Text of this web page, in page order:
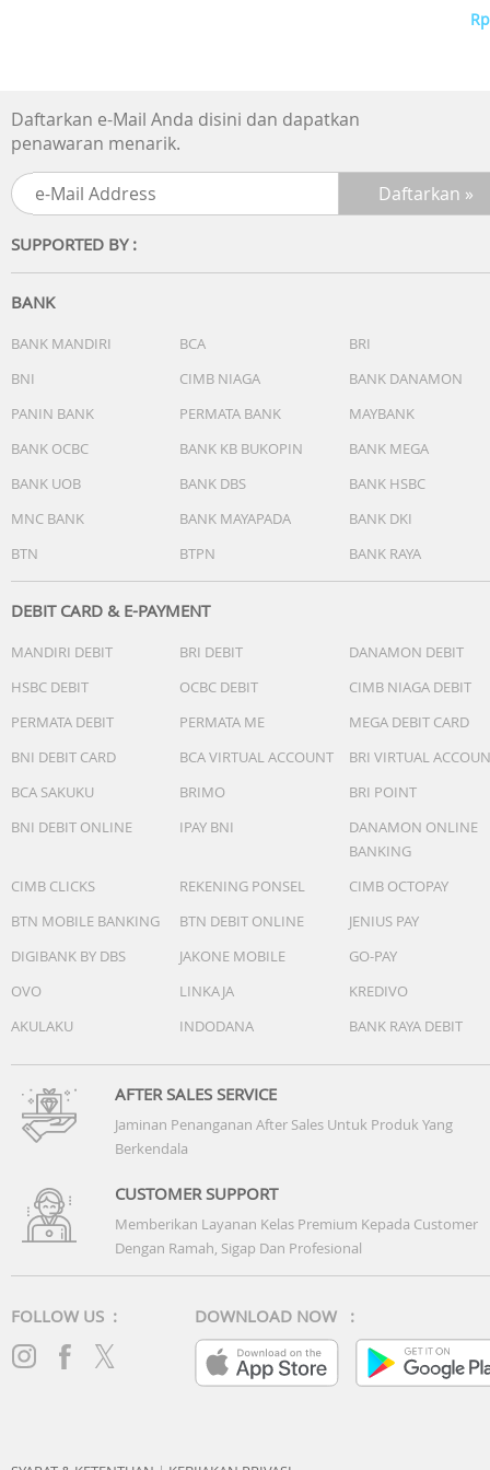
Daftarkan e-Mail Anda disini dan dapatkan
penawaran menarik.
SUPPORTED BY :
BANK
BANK MANDIRI BCA
BRI
BNI
CIMB NIAGA
BANK DANAMON
PANIN BANK
PERMATA BANK
MAYBANK
BANK OCBC
BANK KB BUKOPIN
BANK MEGA
BANK UOB
BANK DBS
BANK HSBC
MNC BANK
BANK MAYAPADA
BANK DKI
BTN
BTPN BANK RAYA
DEBIT CARD & E-PAYMENT
MANDIRI DEBIT BRI DEBIT
DANAMON DEBIT
HSBC DEBIT
OCBC DEBIT
CIMB NIAGA DEBIT
PERMATA DEBIT
PERMATA ME
MEGA DEBIT CARD
BNI DEBIT CARD
BCA VIRTUAL ACCOUNT
BRI VIRTUAL
BCA SAKUKU
BRIMO
BRI POINT
BNI DEBIT ONLINE
IPAY BNI
DANAMON ONLINE
BANKING
CIMB CLICKS
REKENING PONSEL
CIMB OCTOPAY
BTN MOBILE BANKING
BTN DEBIT ONLINE
JENIUS PAY
DIGIBANK BY DBS
JAKONE MOBILE
GO-PAY
OVO
LINKAJA
KREDIVO
AKULAKU
INDODANA BANK RAYA DEBIT
AFTER SALES SERVICE
Jaminan Penanganan After Sales Untuk Produk Yang
Berkendala
CUSTOMER SUPPORT
Memberikan Layanan Kelas Premium Kepada Customer
Dengan Ramah, Sigap Dan Profesional
FOLLOW US : DOWNLOAD NOW :